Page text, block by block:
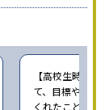
【高校生時の通
て、目標や勉強
くれたことが、